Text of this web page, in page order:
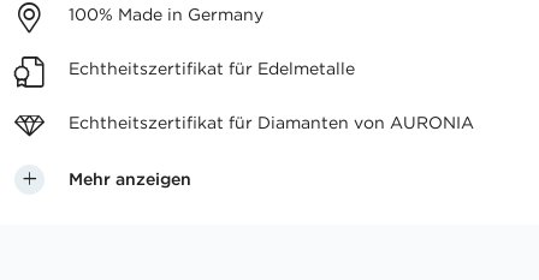
100% Made in Germany
Echtheitszertifikat für Edelmetalle
Echtheitszertifikat für Diamanten von AURONIA
Mehr anzeigen